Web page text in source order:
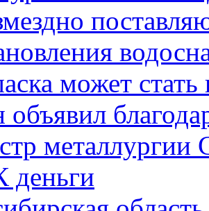
может
металлургии